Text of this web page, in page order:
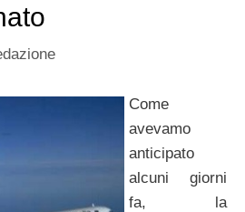
Come
avevamo
anticipato
alcuni giorni
fa, la